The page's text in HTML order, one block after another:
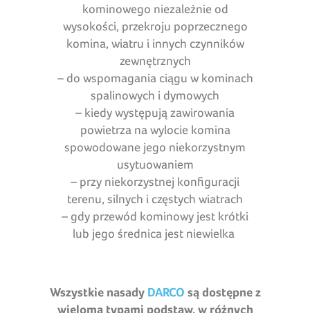
kominowego niezależnie od
wysokości, przekroju poprzecznego
komina, wiatru i innych czynników
zewnętrznych
– do wspomagania ciągu w kominach
spalinowych i dymowych
– kiedy występują zawirowania
powietrza na wylocie komina
spowodowane jego niekorzystnym
usytuowaniem
– przy niekorzystnej konfiguracji
terenu, silnych i częstych wiatrach
– gdy przewód kominowy jest krótki
lub jego średnica jest niewielka
Wszystkie nasady DARCO są dostępne z
wieloma typami podstaw, w różnych